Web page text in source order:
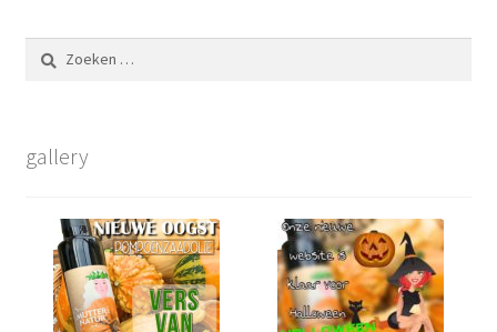
Zoeken
naar:
gallery